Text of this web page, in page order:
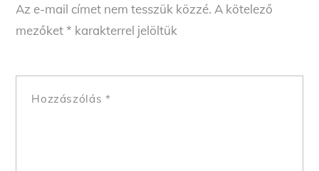
Az e-mail címet nem tesszük közzé. A kötelező
mezőket* karakterrel jelöltük
Hozzászólás *